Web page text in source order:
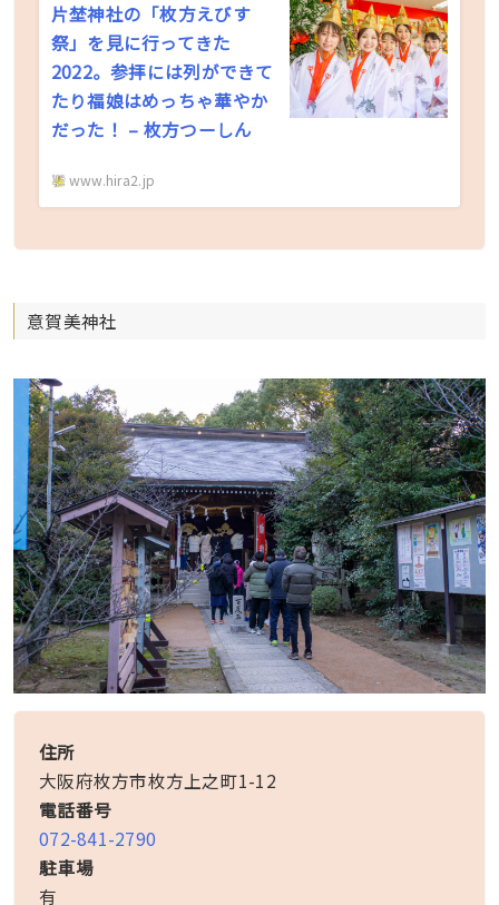
片埜神社の「枚方えびす
祭」を見に行ってきた
2022。参拝には列ができて
たり福娘はめっちゃ華やか
だった！ – 枚方つーしん
www.hira2.jp
意賀美神社
住所
大阪府枚方市枚方上之町1-12
電話番号
072-841-2790
駐車場
有